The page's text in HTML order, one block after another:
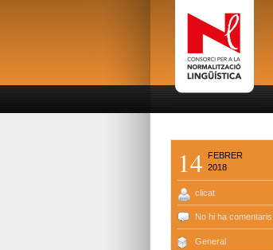
14
FEBRER
2018
clicat
No hi ha comentaris
General